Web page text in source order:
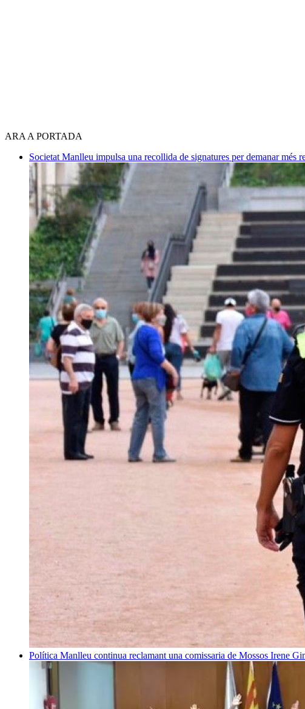
ARA A PORTADA
Societat Manlleu impulsa una recollida de signatures per demanar més
Política Manlleu continua reclamant una comissaria de Mossos Irene